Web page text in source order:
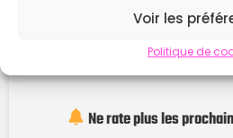
Voir les
Politique de
Ne rate plus les